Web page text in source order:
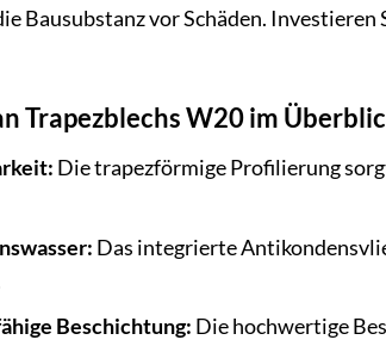
Bausubstanz vor Schäden.
Trapezblechs W20 im
Die trapezförmige Profilierung
Das integrierte
Beschichtung: Die hochwertige